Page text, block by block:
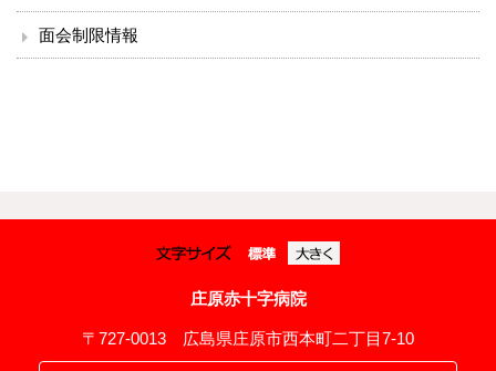
面会制限情報
庄原赤十字病院
〒727-0013 広島県庄原市西本町二丁目7-10